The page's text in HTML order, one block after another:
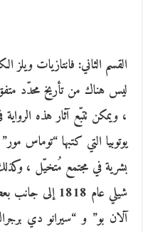
القسم الثاني: فانتازيات ويلز
ليس هناك من تأريخ محدّد متفق
، ويمكن تتبّع آثار هذه
بشرية في مجتمع مُتخيّل ،
شيلي عام 1818
آلان بو” و “سيرانو دي